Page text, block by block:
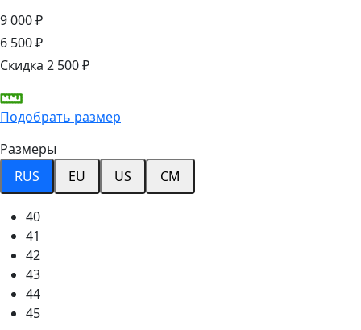
9 000 ₽
6 500 ₽
Скидка 2 500 ₽
Подобрать размер
Размеры
RUS
EU US CM
40
41
42
43
44
45